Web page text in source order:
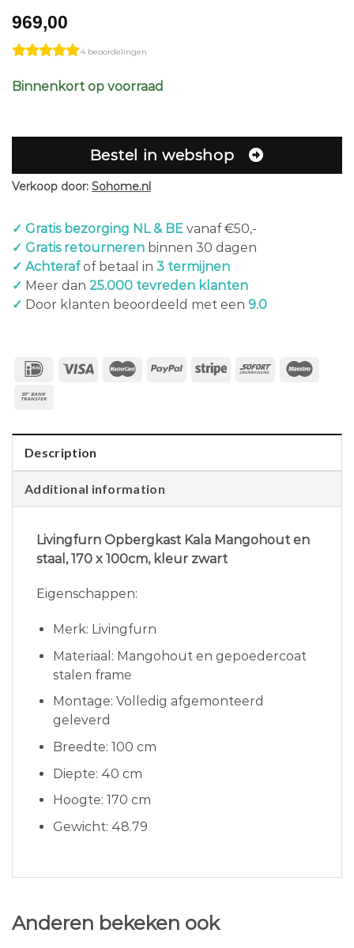
969,00
4 beoordelingen
Binnenkort op voorraad
Bestel in webshop
Verkoop door: Sohome.nl
✓ Gratis bezorging NL & BE vanaf €50,-
✓ Gratis retourneren binnen 30 dagen
✓ Achterafof betaal in 3 termijnen
✓ Meer dan 25.000 tevreden klanten
✓ Door klanten beoordeeld met een 9.0
Description
Additional information
Livingfurn Opbergkast Kala Mangohout en
staal, 170 x 100cm, kleur zwart
Eigenschappen:
Merk: Livingfurn
Materiaal: Mangohout en gepoedercoat
stalen frame
Montage: Volledig afgemonteerd
geleverd
Breedte: 100 cm
Diepte: 40 cm
Hoogte: 170 cm
Gewicht: 48.79
Anderen bekeken ook